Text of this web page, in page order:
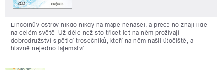
Lincolnův ostrov nikdo nikdy na mapě nenašel, a přece ho znají lidé
na celém světě. Už déle než sto třicet let na něm prožívají
dobrodružství s pěticí trosečníků, kteří na něm našli útočiště, a
hlavně nejedno tajemství.